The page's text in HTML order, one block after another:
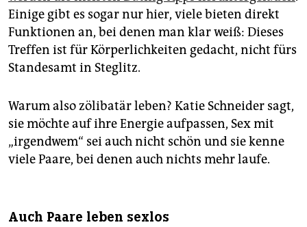
Einige gibt es sogar nur hier, viele bieten direkt
Funktionen an, bei denen man klar weiß: Dieses
Treffen ist für Körperlichkeiten gedacht, nicht fürs
Standesamt in Steglitz.
Warum also zölibatär leben? Katie Schneider sagt,
sie möchte auf ihre Energie aufpassen, Sex mit
„irgendwem“ sei auch nicht schön und sie kenne
viele Paare, bei denen auch nichts mehr laufe.
Auch Paare leben sexlos